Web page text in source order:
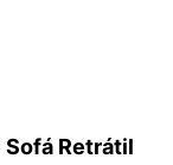
Sofá Retrátil